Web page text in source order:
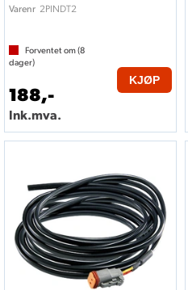
Varenr 2PINDT2
Forventet om (8
dager)
188,-
Ink.mva.
KJØP